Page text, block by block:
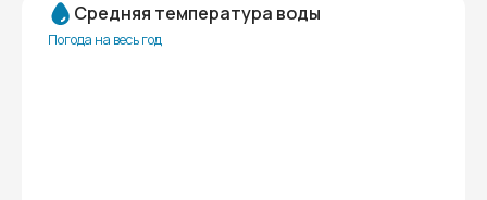
Средняя температура воды
Погода на весь год